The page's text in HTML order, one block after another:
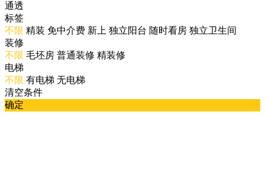
通透
标签
不限 精装 免中介费 新上 独立阳台 随时看房 独立卫生间
装修
不限 毛坯房 普通装修 精装修
电梯
不限 有电梯 无电梯
清空条件
确定